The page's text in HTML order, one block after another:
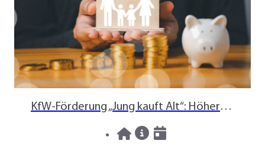
KfW-Förderung „Jung kauft Alt“: Höhere Kredite ab August 2026
News
06.08.2026